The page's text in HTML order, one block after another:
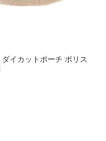
イカットポーチ ボリス